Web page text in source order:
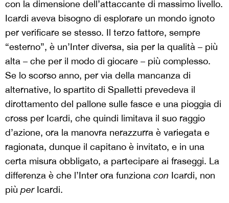
con la dimensione dell’attaccante di massimo livello.
Icardi aveva bisogno di esplorare un mondo ignoto
per verificare se stesso. Il terzo fattore, sempre
“esterno”, è un’Inter diversa, sia per la qualità – più
alta – che per il modo di giocare – più complesso.
Se lo scorso anno, per via della mancanza di
alternative, lo spartito di Spalletti prevedeva il
dirottamento del pallone sulle fasce e una pioggia di
cross per Icardi, che quindi limitava il suo raggio
d’azione, ora la manovra nerazzurra è variegata e
ragionata, dunque il capitano è invitato, e in una
certa misura obbligato, a partecipare ai fraseggi. La
differenza è che l’Inter ora funziona con Icardi, non
più perIcardi.